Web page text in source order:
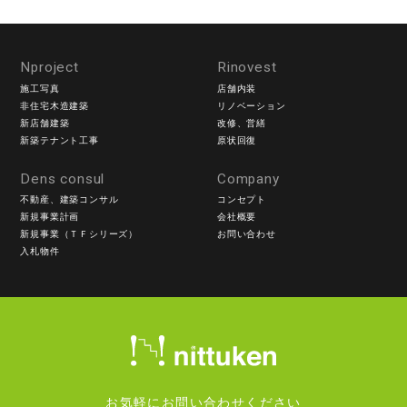
Nproject
施工写真
非住宅木造建築
新店舗建築
新築テナント工事
Rinovest
店舗内装
リノベーション
改修、営繕
原状回復
Dens consul
不動産、建築コンサル
新規事業計画
新規事業（ＴＦシリーズ）
入札物件
Company
コンセプト
会社概要
お問い合わせ
お気軽にお問い合わせください